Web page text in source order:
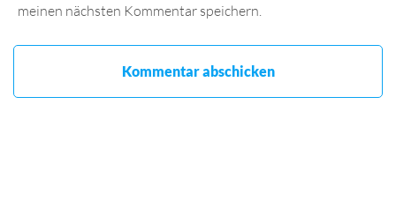
meinen nächsten Kommentar speichern.